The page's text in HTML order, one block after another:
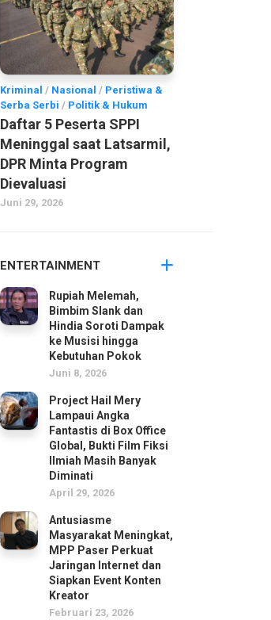
Kriminal / Nasional / Peristiwa &
Serba Serbi / Politik & Hukum
Daftar 5 Peserta SPPI
Meninggal saat Latsarmil,
DPR Minta Program
Dievaluasi
Juni 29, 2026
ENTERTAINMENT
Rupiah Melemah,
Bimbim Slank dan
Hindia Soroti Dampak
ke Musisi hingga
Kebutuhan Pokok
Juni 8, 2026
Project Hail Mery
Lampaui Angka
Fantastis di Box Office
Global, Bukti Film Fiksi
Ilmiah Masih Banyak
Diminati
April 29, 2026
Antusiasme
Masyarakat Meningkat,
MPP Paser Perkuat
Jaringan Internet dan
Siapkan Event Konten
Kreator
Februari 23, 2026